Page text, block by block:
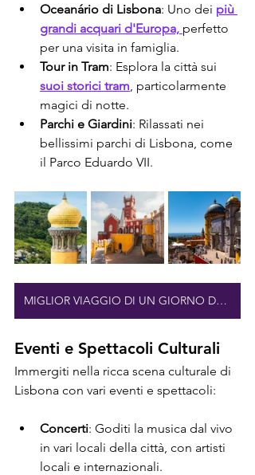
Oceanário di Lisbona: Uno dei più
grandi acquari d'Europa, perfetto
per una visita in famiglia.
Tour in Tram: Esplora la città sui
suoi storici tram , particolarmente
magici di notte.
Parchi e Giardini: Rilassati nei
bellissimi parchi di Lisbona, come
il Parco Eduardo VII.
MIGLIOR VIAGGIO DI UN GIORNO DA LISBONA
Eventi e Spettacoli Culturali
Immergiti nella ricca scena culturale di
Lisbona con vari eventi e spettacoli:
Concerti: Goditi la musica dal vivo
in vari locali della città, con artisti
locali e internazionali.